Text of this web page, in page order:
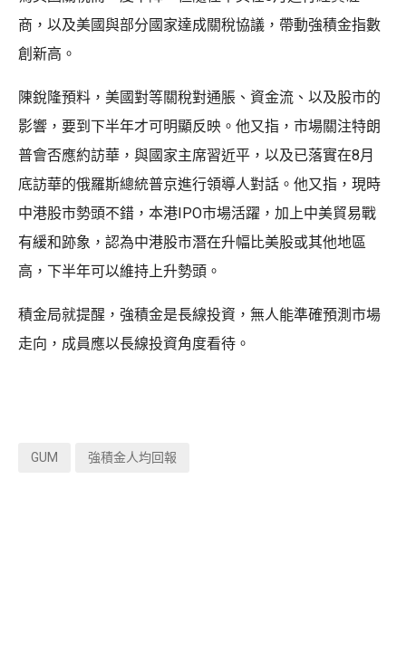
商，以及美國與部分國家達成關稅協議，帶動強積金指數
創新高。
陳銳隆預料，美國對等關稅對通脹、資金流、以及股市的
影響，要到下半年才可明顯反映。他又指，市場關注特朗
普會否應約訪華，與國家主席習近平，以及已落實在8月
底訪華的俄羅斯總統普京進行領導人對話。他又指，現時
中港股市勢頭不錯，本港IPO市場活躍，加上中美貿易戰
有緩和跡象，認為中港股市潛在升幅比美股或其他地區
高，下半年可以維持上升勢頭。
積金局就提醒，強積金是長線投資，無人能準確預測市場
走向，成員應以長線投資角度看待。
GUM 強積金人均回報